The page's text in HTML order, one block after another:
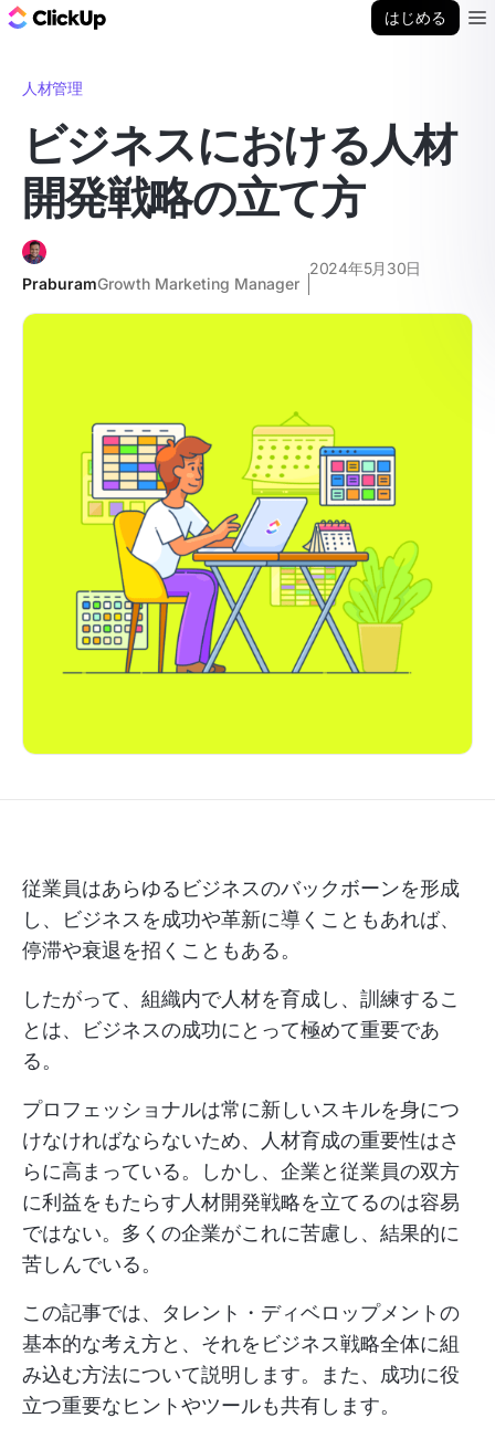
はじめる
人材管理
ビジネスにおける人材
開発戦略の立て方
PraburamGrowth Marketing Manager
2024年5月30日
従業員はあらゆるビジネスのバックボーンを形成
し、ビジネスを成功や革新に導くこともあれば、
停滞や衰退を招くこともある。
したがって、組織内で人材を育成し、訓練するこ
とは、ビジネスの成功にとって極めて重要であ
る。
プロフェッショナルは常に新しいスキルを身につ
けなければならないため、人材育成の重要性はさ
らに高まっている。しかし、企業と従業員の双方
に利益をもたらす人材開発戦略を立てるのは容易
ではない。多くの企業がこれに苦慮し、結果的に
苦しんでいる。
この記事では、タレント・ディベロップメントの
基本的な考え方と、それをビジネス戦略全体に組
み込む方法について説明します。また、成功に役
立つ重要なヒントやツールも共有します。